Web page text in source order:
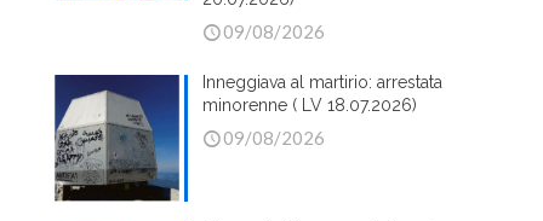
09/08/2026
Inneggiava al martirio: arrestata
minorenne ( LV 18.07.2026)
09/08/2026